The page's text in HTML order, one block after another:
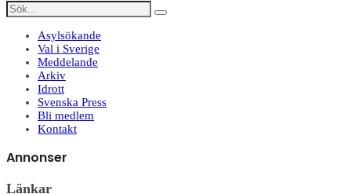
Asylsökande
Val i Sverige
Meddelande
Arkiv
Idrott
Svenska Press
Bli medlem
Kontakt
Annonser
Länkar